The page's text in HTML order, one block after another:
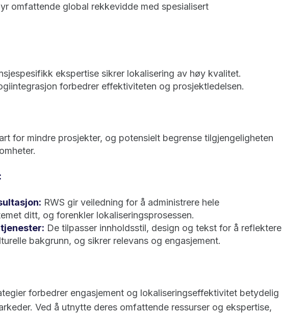
omfattende global rekkevidde med spesialisert
ekspertise sikrer lokalisering av høy kvalitet.
forbedrer effektiviteten og prosjektledelsen.
for mindre prosjekter, og potensielt begrense tilgjengeligheten
RWS gir veiledning for å administrere hele
ditt, og forenkler lokaliseringsprosessen.
De tilpasser innholdsstil, design og tekst for å reflektere
bakgrunn, og sikrer relevans og engasjement.
forbedrer engasjement og lokaliseringseffektivitet betydelig
Ved å utnytte deres omfattende ressurser og ekspertise,